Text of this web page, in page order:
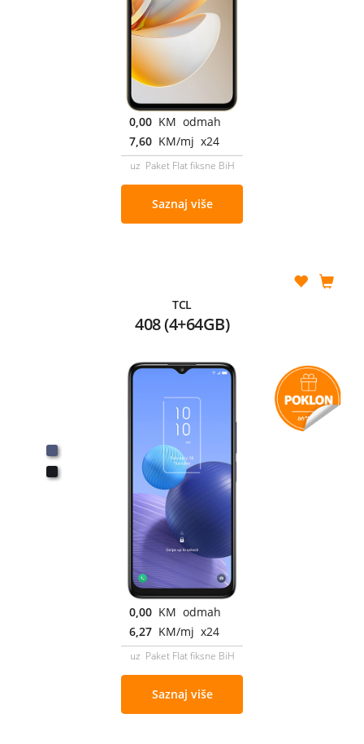
0,00 KM odmah
7,60 KM/mj x24
uz Paket Flat fiksne BiH
Saznaj više
TCL
408 (4+64GB)
0,00 KM odmah
6,27 KM/mj x24
uz Paket Flat fiksne BiH
Saznaj više